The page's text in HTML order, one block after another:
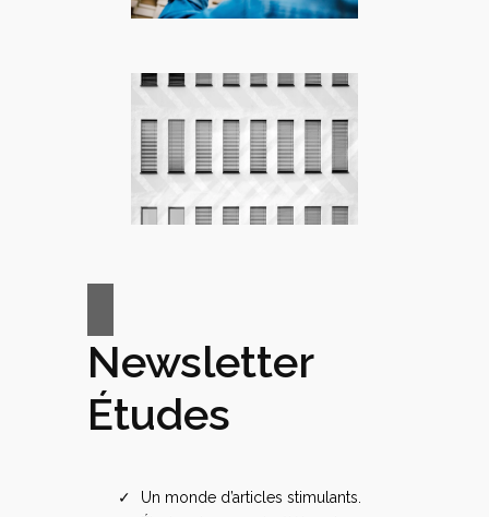
Newsletter
Études
Un monde d’articles stimulants.